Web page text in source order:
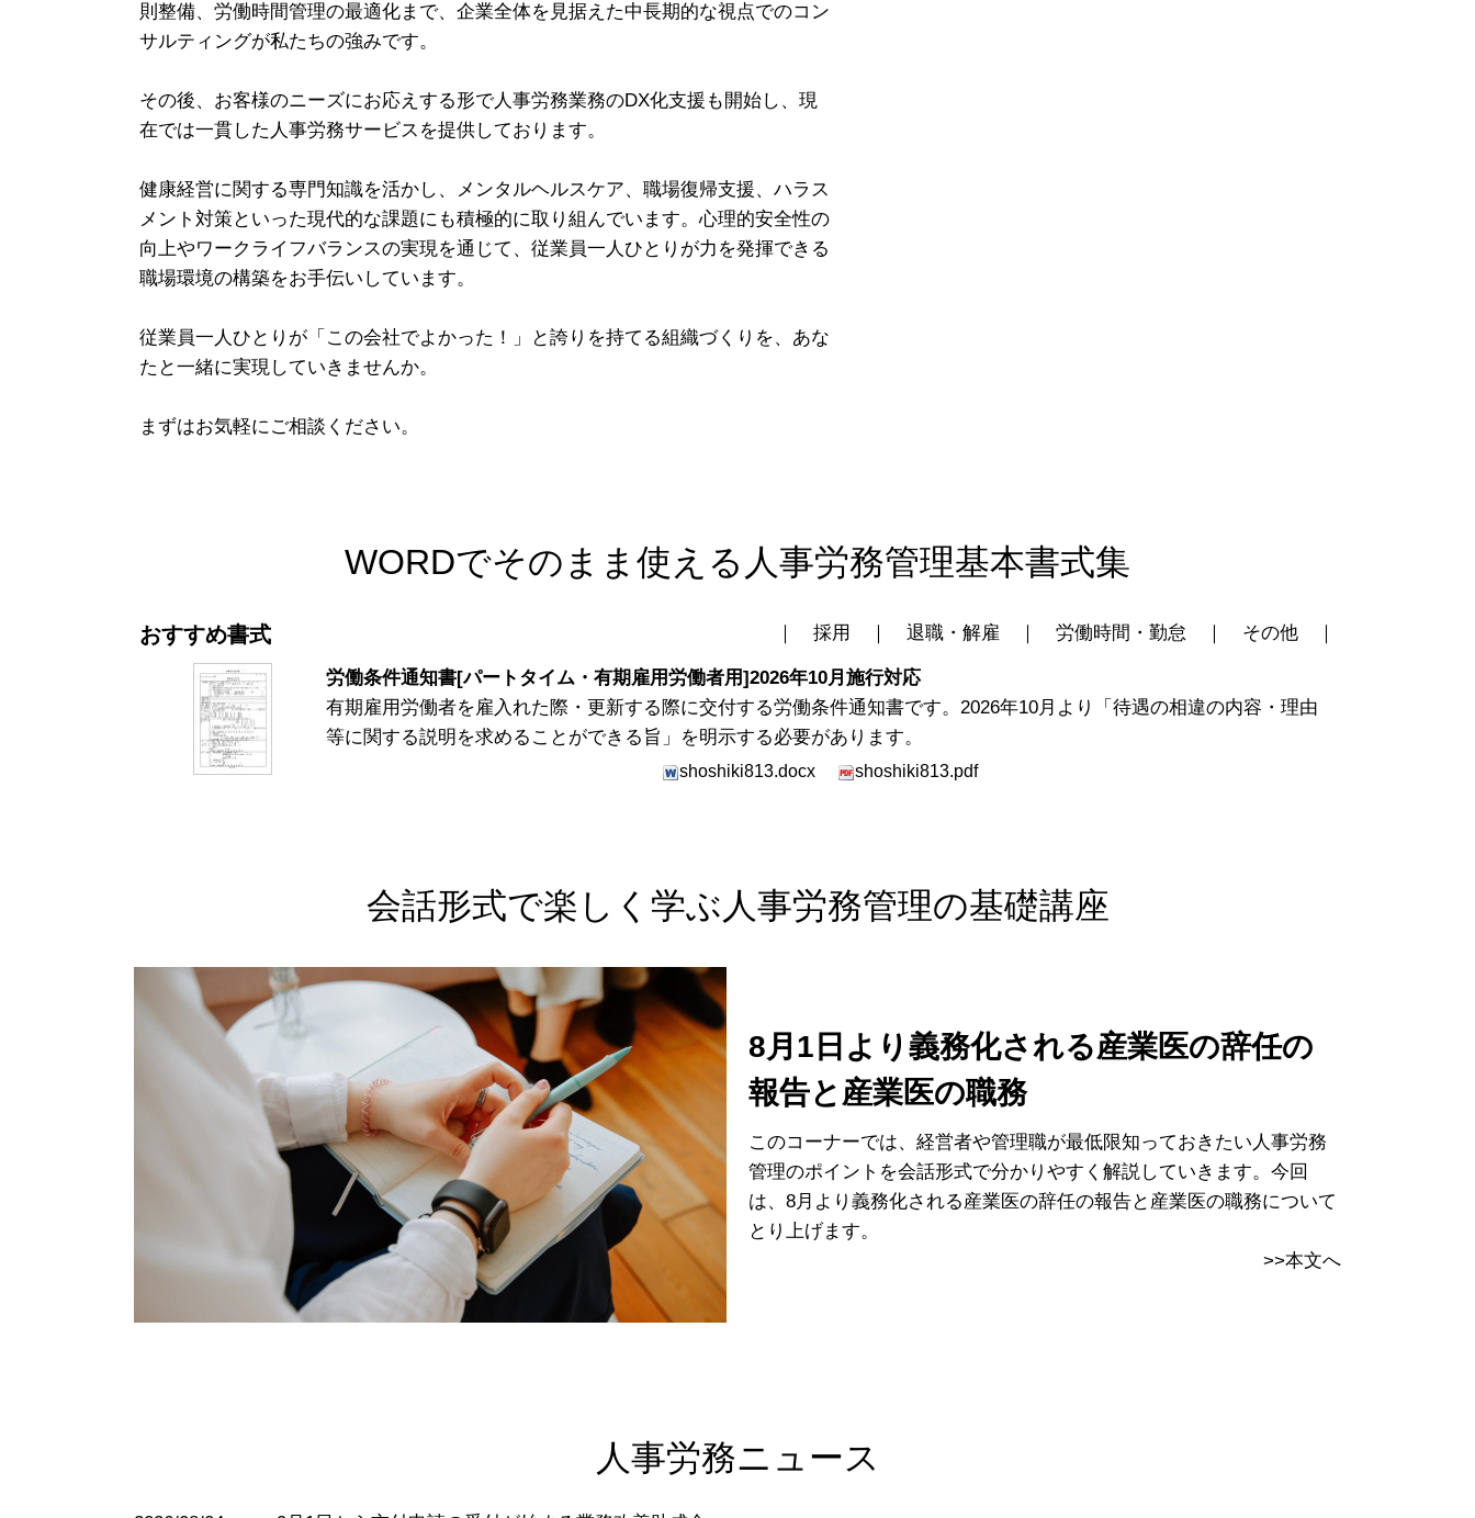
則整備、労働時間管理の最適化まで、企業全体を見据えた中長期的な視点でのコン
サルティングが私たちの強みです。
その後、お客様のニーズにお応えする形で人事労務業務のDX化支援も開始し、現
在では一貫した人事労務サービスを提供しております。
健康経営に関する専門知識を活かし、メンタルヘルスケア、職場復帰支援、ハラス
メント対策といった現代的な課題にも積極的に取り組んでいます。心理的安全性の
向上やワークライフバランスの実現を通じて、従業員一人ひとりが力を発揮できる
職場環境の構築をお手伝いしています。
従業員一人ひとりが「この会社でよかった！」と誇りを持てる組織づくりを、あな
たと一緒に実現していきませんか。
まずはお気軽にご相談ください。
WORDでそのまま使える人事労務管理基本書式集
｜ 採用 ｜ 退職・解雇 ｜ 労働時間・勤怠 ｜ その他 ｜
おすすめ書式
労働条件通知書[パートタイム・有期雇用労働者用]2026年10月施行対応
有期雇用労働者を雇入れた際・更新する際に交付する労働条件通知書です。2026年10月より「待遇の相違の内容・理由
等に関する説明を求めることができる旨」を明示する必要があります。
shoshiki813.docx shoshiki813.pdf
会話形式で楽しく学ぶ人事労務管理の基礎講座
8月1日より義務化される産業医の辞任の
報告と産業医の職務
このコーナーでは、経営者や管理職が最低限知っておきたい人事労務
管理のポイントを会話形式で分かりやすく解説していきます。今回
は、8月より義務化される産業医の辞任の報告と産業医の職務について
とり上げます。
>>本文へ
人事労務ニュース